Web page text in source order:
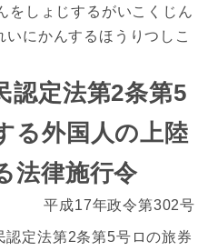
をしょじするがいこくじん
にかんするほうりつしこ
認定法第2条第5
る外国人の上陸
法律施行令
平成17年政令第302号
定法第2条第5号ロの旅券